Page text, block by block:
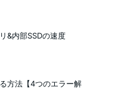
&内部SSDの速度
方法【4つのエラー解